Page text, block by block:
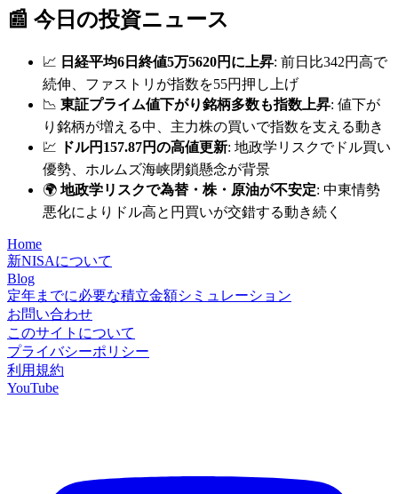
📰 今日の投資ニュース
📈 日経平均6日終値5万5620円に上昇: 前日比342円高で
続伸、ファストリが指数を55円押し上げ
📉 東証プライム値下がり銘柄多数も指数上昇: 値下が
り銘柄が増える中、主力株の買いで指数を支える動き
💹
ドル円157.87円の高値更新: 地政学リスクでドル買い
優勢、ホルムズ海峡閉鎖懸念が背景
🌍 地政学リスクで為替・株・原油が不安定: 中東情勢
悪化によりドル高と円買いが交錯する動き続く
Home
新NISAについて
Blog
定年までに必要な積立金額シミュレーション
お問い合わせ
このサイトについて
プライバシーポリシー
利用規約
YouTube